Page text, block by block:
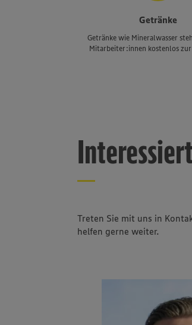
Getränke
Getränke wie Mineralwasser
Mitarbeiter:innen kostenlos
Treten Sie mit uns in
helfen gerne weiter.